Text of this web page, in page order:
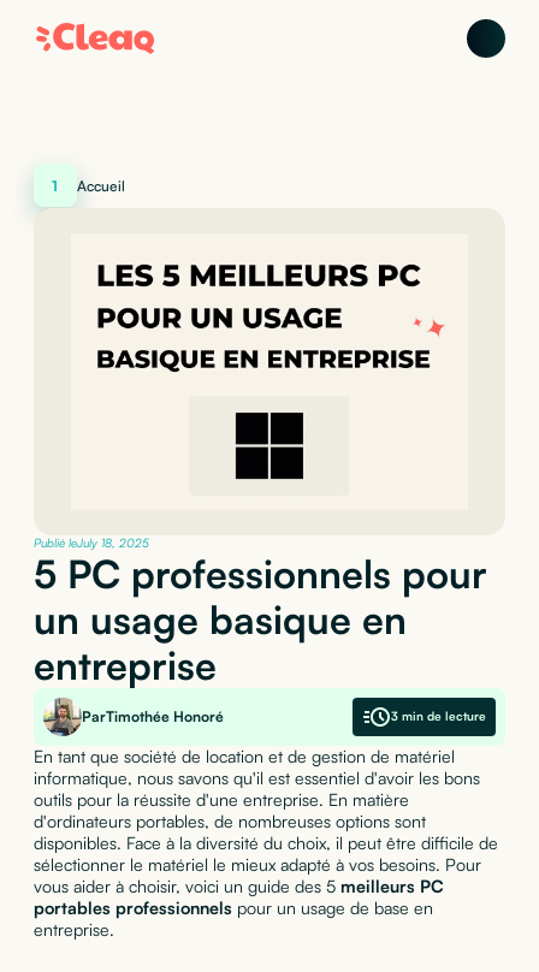
1 Accueil
Publié leJuly 18, 2025
5 PC professionnels pour
un usage basique en
entreprise
ParTimothée Honoré 3 min de lecture
En tant que société de location et de gestion de matériel
informatique, nous savons qu'il est essentiel d'avoir les bons
outils pour la réussite d'une entreprise. En matière
d'ordinateurs portables, de nombreuses options sont
disponibles. Face à la diversité du choix, il peut être difficile de
sélectionner le matériel le mieux adapté à vos besoins. Pour
vous aider à choisir, voici un guide des 5 meilleurs PC
portables professionnels pour un usage de base en
entreprise.